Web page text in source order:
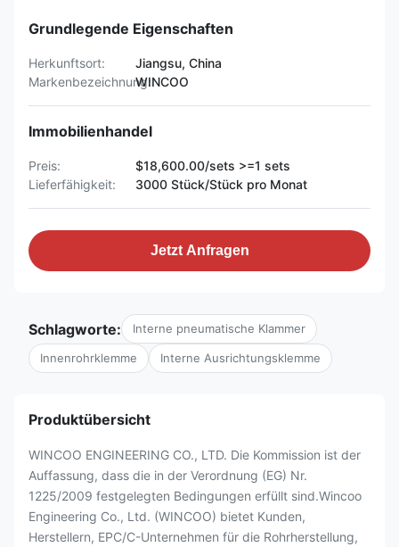
Grundlegende Eigenschaften
Herkunftsort:
Jiangsu, China
Markenbezeichnung:WINCOO
Immobilienhandel
Preis:
$18,600.00/sets >=1 sets
Lieferfähigkeit:
3000 Stück/Stück pro Monat
Jetzt Anfragen
Schlagworte: Interne pneumatische Klammer
Innenrohrklemme Interne Ausrichtungsklemme
Produktübersicht
WINCOO ENGINEERING CO., LTD. Die Kommission ist der
Auffassung, dass die in der Verordnung (EG) Nr.
1225/2009 festgelegten Bedingungen erfüllt sind.Wincoo
Engineering Co., Ltd. (WINCOO) bietet Kunden,
Herstellern, EPC/C-Unternehmen für die Rohrherstellung,